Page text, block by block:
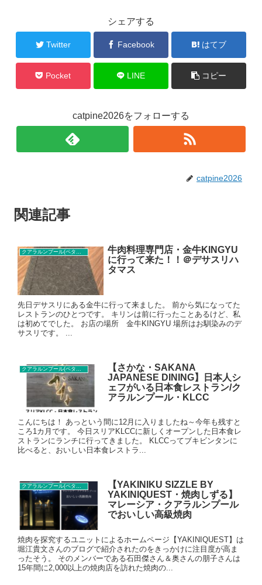
シェアする
Twitter Facebook はてブ
Pocket LINE コピー
catpine2026をフォローする
catpine2026
関連記事
クアラルンプール(ペタリンジャヤ)レストラン
牛肉料理専門店・金牛KINGYU
に行って来た！！＠デサスリハ
タマス
先日デサスリにある金牛に行って来ました。 前から気になってた
レストランのひとつです。 キリンは前に行ったことあるけど、私
は初めてでした。 お店の場所 金牛KINGYU 場所はお馴染みのデ
サスリです。 ...
クアラルンプール(ペタリンジャヤ)レストラン
【さかな・SAKANA
JAPANESE DINING】日本人シ
ェフがいる日本食レストラン/ク
アラルンプール・KLCC
こんにちは！ あっという間に12月に入りましたね～今年も残すと
ころ1カ月です。 今日スリアKLCCに新しくオープンした日本食レ
ストランにランチに行ってきました。 KLCCってブキビンタンに
比べると、おいしい日本食レストラ...
クアラルンプール(ペタリンジャヤ)レストラン
【YAKINIKU SIZZLE BY
YAKINIQUEST・焼肉しずる】
マレーシア・クアラルンプール
でおいしい高級焼肉
焼肉を探究するユニットによるホームページ【YAKINIQUEST】は
堀江貴文さんのブログで紹介されたのをきっかけに注目度が高ま
ったそう。 そのメンバーである石田傑さん＆奥さんの朋子さんは
15年間に2,000以上の焼肉店を訪れた焼肉の...